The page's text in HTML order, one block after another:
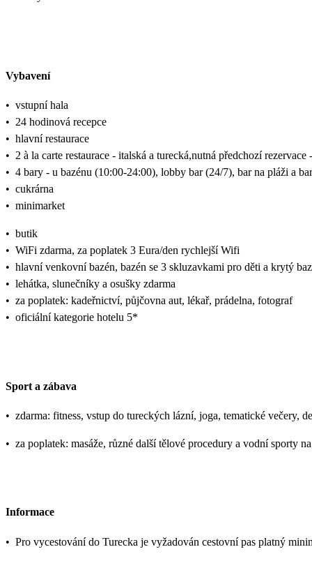
Vybavení
• vstupní hala
• 24 hodinová recepce
• hlavní restaurace
• 2 à la carte restaurace - italská a turecká,nutná předchozí
• 4 bary - u bazénu (10:00-24:00), lobby bar (24/7), bar na pláži a
• cukrárna
• minimarket
• butik
• WiFi zdarma, za poplatek 3 Eura/den rychlejší Wifi
• hlavní venkovní bazén, bazén se 3 skluzavkami pro děti a krytý
• lehátka, slunečníky a osušky zdarma
• za poplatek: kadeřnictví, půjčovna aut, lékař, prádelna, fotograf
• oficiální kategorie hotelu 5*
Sport a zábava
• zdarma: fitness, vstup do tureckých lázní, joga, tematické večery,
• za poplatek: masáže, různé další tělové procedury a vodní sporty
Informace
• Pro vycestování do Turecka je vyžadován cestovní pas platný